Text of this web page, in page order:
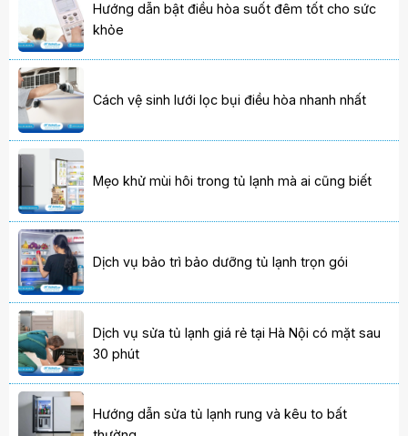
Hướng dẫn bật điều hòa suốt đêm tốt cho sức
khỏe
Cách vệ sinh lưới lọc bụi điều hòa nhanh nhất
Mẹo khử mùi hôi trong tủ lạnh mà ai cũng biết
Dịch vụ bảo trì bảo dưỡng tủ lạnh trọn gói
Dịch vụ sửa tủ lạnh giá rẻ tại Hà Nội có mặt sau
30 phút
Hướng dẫn sửa tủ lạnh rung và kêu to bất